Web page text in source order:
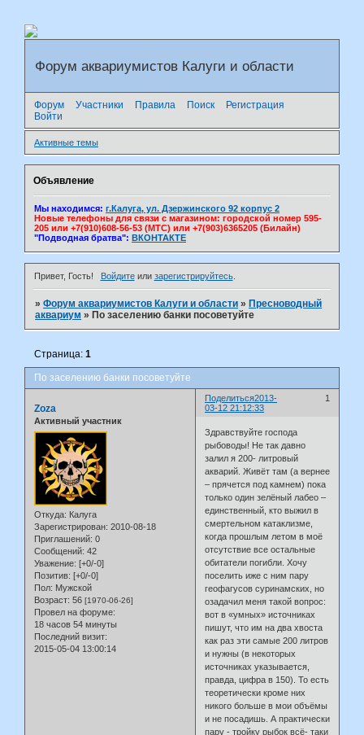
Форум аквариумистов Калуги и области
Форум Участники Правила Поиск
Регистрация
Войти
Активные темы
Объявление
Мы находимся: г.Калуга, ул. Дзержинского 92 корпус 2
Новые телефоны для связи с магазином: городской номер 595-
205 или +7(910)608-56-53 (МТС) или +7(903)6365205 (Билайн)
"Подводная братва": ВКОНТАКТЕ
Привет, Гость! Войдитеили зарегистрируйтесь.
»Форум аквариумистов Калуги и области » Пресноводный
аквариум » По заселению банки посоветуйте
По заселению банки посоветуйте
Страница:1
Поделиться 1
2013-
03-12 21:12:33
Zoza
Активный участник
Откуда: Калуга
Зарегистрирован: 2010-08-18
Приглашений: 0
Сообщений: 42
Уважение: [+0/-0]
Позитив: [+0/-0]
Пол: Мужской
Возраст: 56 [1970-06-26]
Провел на форуме:
18 часов 54 минуты
Последний визит:
2015-05-04 13:00:14
Здравствуйте господа
рыбоводы! Не так давно
залил я 200- литровый
акварий. Живёт там (а вернее
– прячется под камнем) пока
только один зелёный лабео –
единственный, кто выжил в
смертельном катаклизме,
когда прошлым летом в моё
отсутствие все остальные
обитатели погибли. Хочу
поселить иже с ним пару
геофагусов суринамских, но
озадачил меня такой вопрос:
вот в «умных» источниках
пишут, что им на два хвоста
как раз эти самые 200 литров
и нужны (в некоторых
источниках указывается,
правда, цифра в 150). То есть
теоретически кроме них
никого больше в мои объёмы
и не посадишь. А практически
пару - тройку рыбок всё- таки